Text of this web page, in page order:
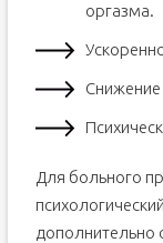
оргазма.
Снижение
Для больного
дополнительно